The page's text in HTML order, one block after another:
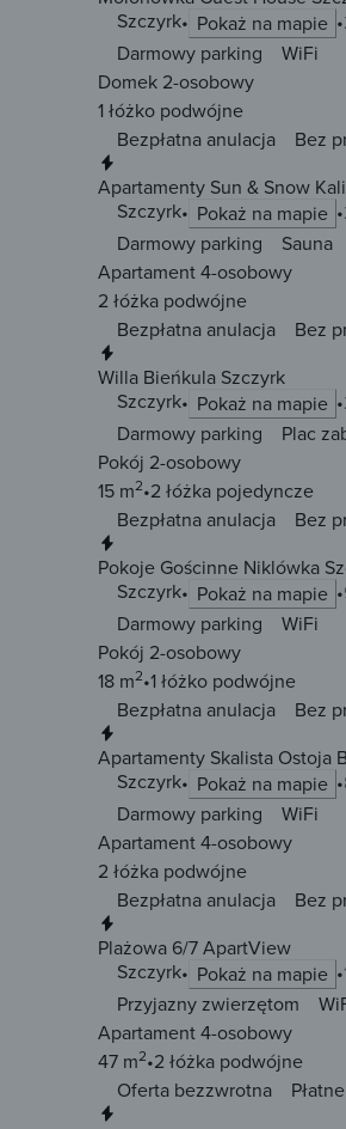
Szczyrk
Pokaż na mapie
Darmowy parking
WiFi
Domek 2-osobowy
1 łóżko podwójne
Bezpłatna anulacja
Bez
Apartamenty Sun & Snow
Szczyrk
Pokaż na mapie
Darmowy parking Sauna
Apartament 4-osobowy
2 łóżka podwójne
Bezpłatna anulacja
Bez
Willa Bieńkula Szczyrk
Szczyrk
Pokaż na mapie
Darmowy parking Plac
Pokój 2-osobowy
15 m2 2 łóżka pojedyncze
Bezpłatna anulacja
Bez
Pokoje Gościnne Niklówka
Szczyrk
Pokaż na mapie
Darmowy parking
WiFi
Pokój 2-osobowy
18 m2 1 łóżko podwójne
Bezpłatna anulacja
Bez
Apartamenty Skalista Ostoja
Szczyrk
Pokaż na mapie
Darmowy parking
WiFi
Apartament 4-osobowy
2 łóżka podwójne
Bezpłatna anulacja
Bez
Plażowa 6/7 ApartView
Szczyrk
Pokaż na mapie
Przyjazny zwierzętom
Apartament 4-osobowy
47 m2 2 łóżka podwójne
Oferta bezzwrotna